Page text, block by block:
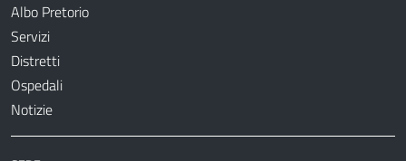
Albo Pretorio
Servizi
Distretti
Ospedali
Notizie